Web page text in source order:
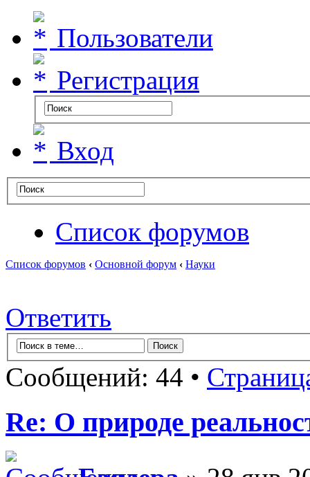
Пользователи
Регистрация
Вход
Список форумов
Список форумов ‹ Основной форум ‹ Науки
Ответить
Сообщений: 44 •
Re: О природе